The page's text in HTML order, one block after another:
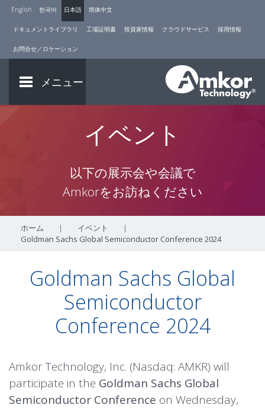
English 한국어 日本語 简体中文
ドキュメントライブラリ 工場証明書 投資家情報 クラウドサービス 採用情報
お問合せ／ロケーション
メニュー
イベント
以下の展示会や会議で
Amkorをお訪ねください
ホーム | イベント
|
Goldman Sachs Global Semiconductor Conference 2024
Goldman Sachs Global
Semiconductor
Conference 2024
Amkor Technology, Inc. (Nasdaq: AMKR) will
participate in the Goldman Sachs Global
Semiconductor Conference on Wednesday,